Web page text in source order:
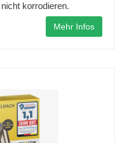
korrodieren.
Mehr Infos